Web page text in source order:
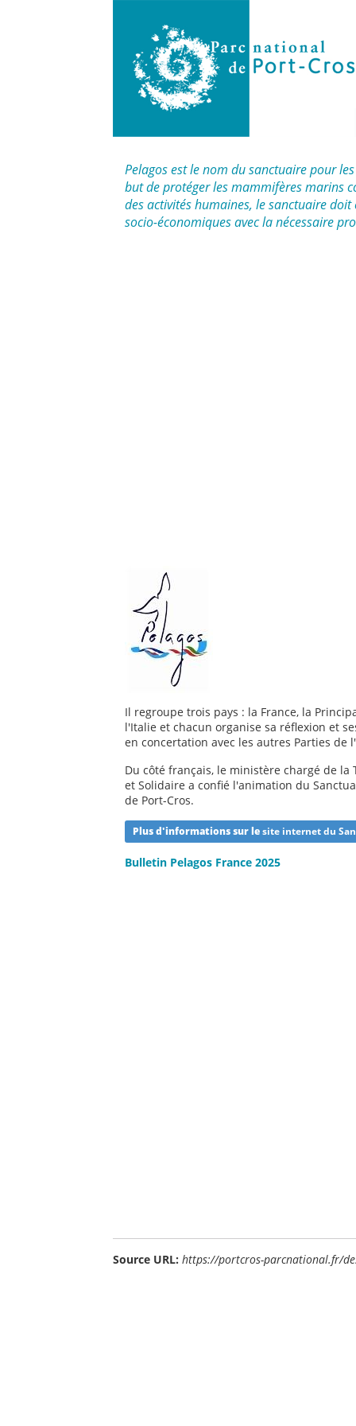
Pelagos est le nom du sanctuaire pour
but de protéger les mammifères marins
des activités humaines, le sanctuaire
socio-économiques avec la nécessaire
Il regroupe trois pays : la France, la
l'Italie et chacun organise sa réflexion et
en concertation avec les autres Parties de
Du côté français, le ministère chargé de la
et Solidaire a confié l'animation du
de Port-Cros.
Plus d'informations sur lesite internet du
Bulletin Pelagos France 2025
Source URL: https://portcros-parcnational.fr/